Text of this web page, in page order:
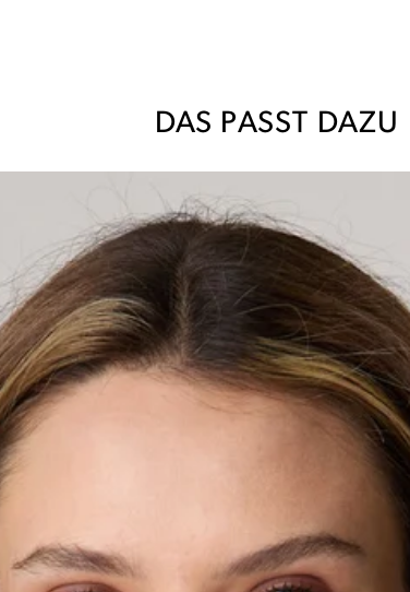
DAS PASST DAZU